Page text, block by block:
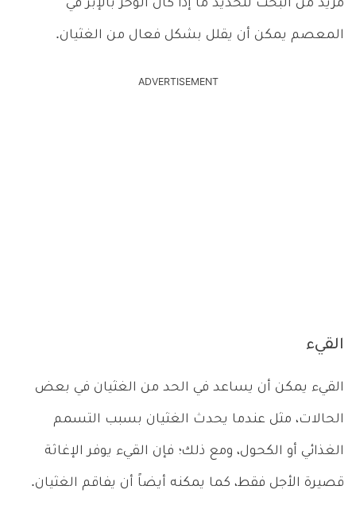
مزيد من البحث لتحديد ما إذا كان الوخز بالإبر في
المعصم يمكن أن يقلل بشكل فعال من الغثيان.
ADVERTISEMENT
القيء
القيء يمكن أن يساعد في الحد من الغثيان في بعض
الحالات، مثل عندما يحدث الغثيان بسبب التسمم
الغذائي أو الكحول، ومع ذلك؛ فإن القيء يوفر الإغاثة
قصيرة الأجل فقط، كما يمكنه أيضاً أن يفاقم الغثيان.